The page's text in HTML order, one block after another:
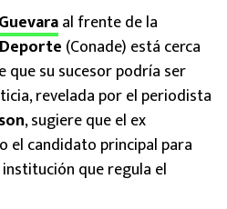
al frente de la
(Conade) está cerca
que su sucesor podría ser
revelada por el periodista
, sugiere que el ex
el candidato principal para
que regula el